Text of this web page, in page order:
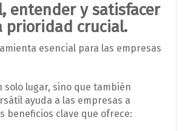
entender y satisfacer
prioridad crucial.
esencial para las empresas
solo lugar, sino que también
ayuda a las empresas a
beneficios clave que ofrece: